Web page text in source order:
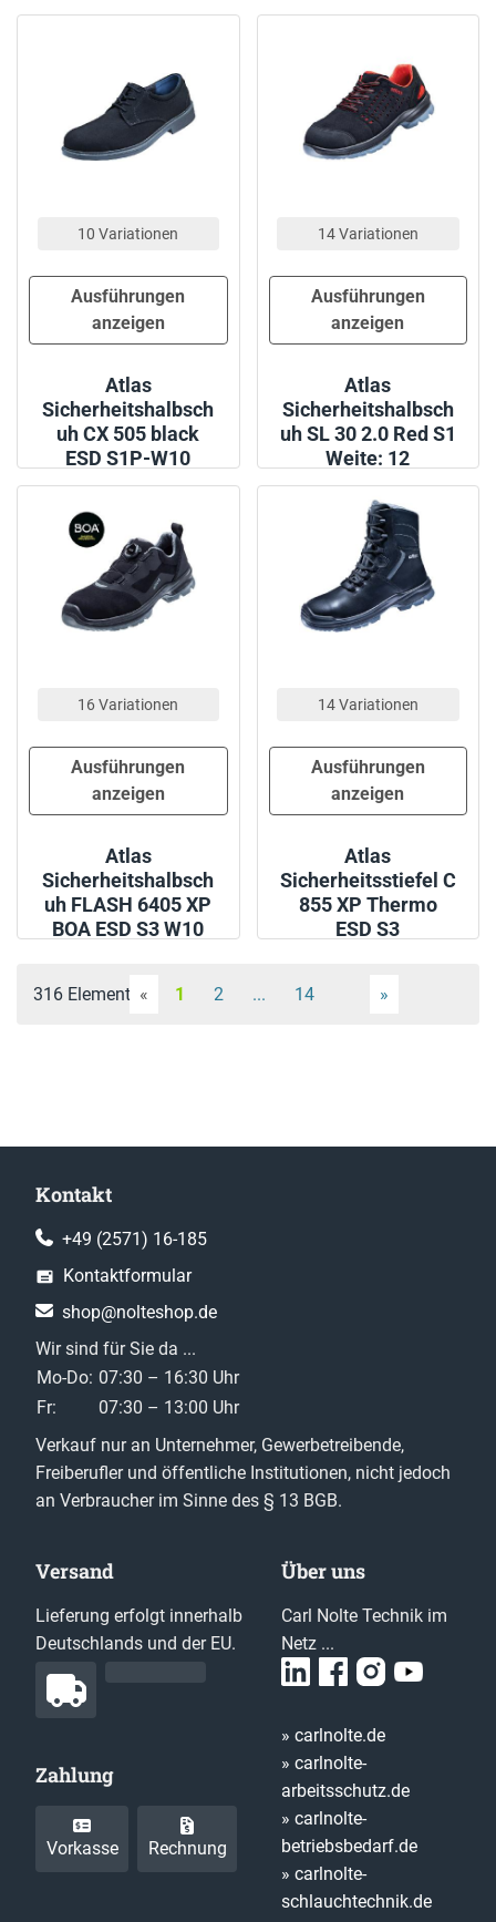
10 Variationen
Ausführungen
anzeigen
Atlas
Sicherheitshalbsch
uh CX 505 black
ESD S1P-W10
14 Variationen
Ausführungen
anzeigen
Atlas
Sicherheitshalbsch
uh SL 30 2.0 Red S1
Weite: 12
16 Variationen
Ausführungen
anzeigen
Atlas
Sicherheitshalbsch
uh FLASH 6405 XP
BOA ESD S3 W10
14 Variationen
Ausführungen
anzeigen
Atlas
Sicherheitsstiefel C
855 XP Thermo
ESD S3
316 Elemente « 1 2 ... 14 »
Kontakt
+49 (2571) 16-185
Kontaktformular
shop@nolteshop.de
Wir sind für Sie da ...
Mo-Do: 07:30 – 16:30 Uhr
Fr:
07:30 – 13:00 Uhr
Verkauf nur an Unternehmer, Gewerbetreibende,
Freiberufler und öffentliche Institutionen, nicht jedoch
an Verbraucher im Sinne des § 13 BGB.
Versand
Lieferung erfolgt innerhalb
Deutschlands und der EU.
Zahlung
Vorkasse Rechnung
Über uns
Carl Nolte Technik im
Netz ...
» carlnolte.de
» carlnolte-
arbeitsschutz.de
» carlnolte-
betriebsbedarf.de
» carlnolte-
schlauchtechnik.de